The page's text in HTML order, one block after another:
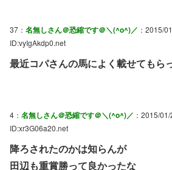
37： 名無しさん＠恐縮です＠＼(^o^)／ ：2015/
ID:vyIgAkdp0.net
最近コパさんの馬によく載せてもら
4： 名無しさん＠恐縮です＠＼(^o^)／ ：2015/
ID:xr3G06a20.net
降ろされたのかは知らんが
田辺も重賞勝って良かったな